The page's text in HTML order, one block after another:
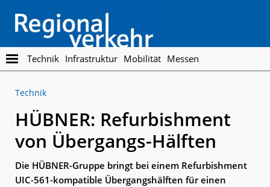
main
content
footer
Regionalverkehr
Die
Fachzeitschrift
den
Personennahverkehr
Technik Infrastruktur Mobilität Messen
Technik
HÜBNER: Refurbishment
von Übergangs-Hälften
Die HÜBNER-Gruppe bringt bei einem Refurbishment
UIC-561-kompatible Übergangshälften für einen